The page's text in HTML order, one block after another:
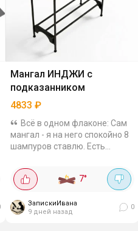
Мангал ИНДЖИ с
подказанником
4833 ₽
Всё в одном флаконе: Сам
мангал - я на него спокойно 8
шампуров ставлю. Есть
встаёт казан на любой объем
- от 6 до 16 литров! Есть
дымоход с...
7°
ЗапискиИвана
9 дней назад
0